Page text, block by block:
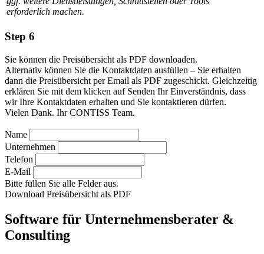
erforderlich machen.
Step 6
Sie können die Preisübersicht als PDF downloaden.
Alternativ können Sie die Kontaktdaten ausfüllen – Sie erhalten
dann die Preisübersicht per Email als PDF zugeschickt. Gleichzeitig
erklären Sie mit dem klicken auf Senden Ihr Einverständnis, dass
wir Ihre Kontaktdaten erhalten und Sie kontaktieren dürfen.
Vielen Dank. Ihr CONTISS Team.
Name
Unternehmen
Telefon
E-Mail
Bitte füllen Sie alle Felder aus.
Download Preisübersicht als PDF
Software für Unternehmensberater &
Consulting